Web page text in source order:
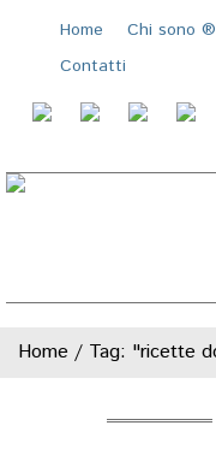
Home Chi sono ®️
Contatti
Home / Tag: "ricette